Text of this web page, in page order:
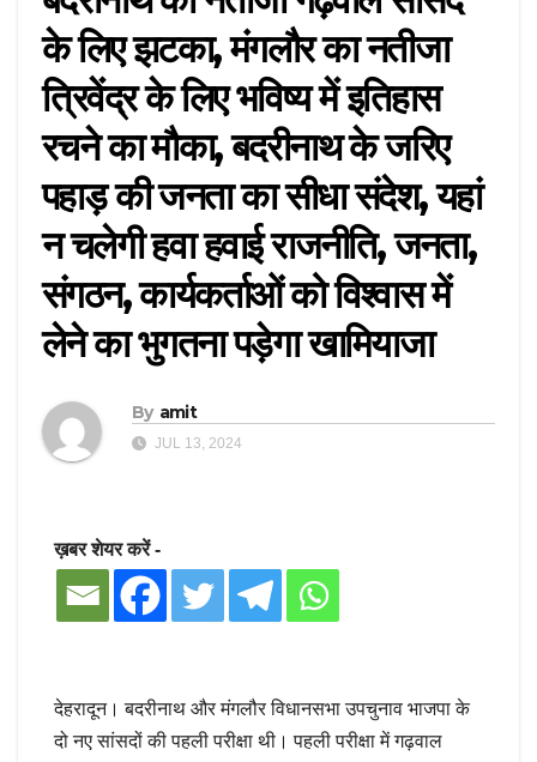
के लिए झटका, मंगलौर का नतीजा
त्रिवेंद्र के लिए भविष्य में इतिहास
रचने का मौका, बदरीनाथ के जरिए
पहाड़ की जनता का सीधा संदेश, यहां
न चलेगी हवा हवाई राजनीति, जनता,
संगठन, कार्यकर्ताओं को विश्वास में
लेने का भुगतना पड़ेगा खामियाजा
By amit
JUL 13, 2024
ख़बर शेयर करें -
देहरादून। बदरीनाथ और मंगलौर विधानसभा उपचुनाव भाजपा के
दो नए सांसदों की पहली परीक्षा थी। पहली परीक्षा में गढ़वाल